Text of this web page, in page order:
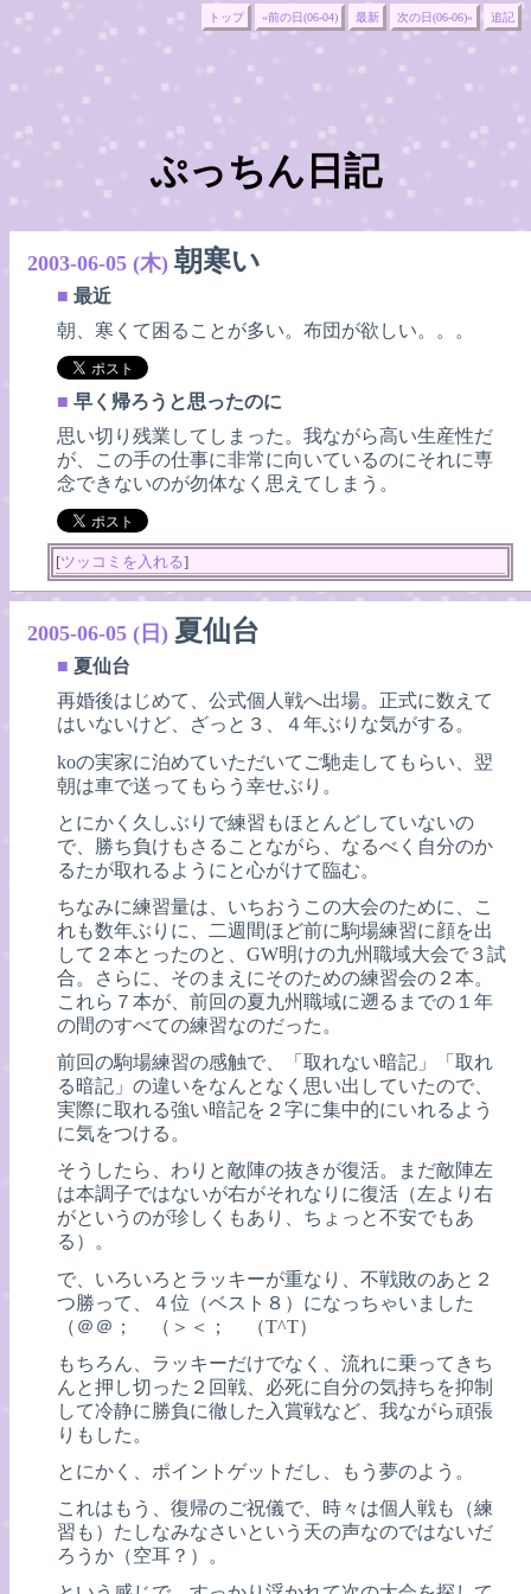
トップ «前の日(06-04) 最新 次の日(06-06)» 追記
ぷっちん日記
2003-06-05 (木) 朝寒い
■ 最近
朝、寒くて困ることが多い。布団が欲しい。。。
■ 早く帰ろうと思ったのに
思い切り残業してしまった。我ながら高い生産性だ
が、この手の仕事に非常に向いているのにそれに専
念できないのが勿体なく思えてしまう。
[ツッコミを入れる]
2005-06-05 (日) 夏仙台
■ 夏仙台
再婚後はじめて、公式個人戦へ出場。正式に数えて
はいないけど、ざっと３、４年ぶりな気がする。
koの実家に泊めていただいてご馳走してもらい、翌
朝は車で送ってもらう幸せぶり。
とにかく久しぶりで練習もほとんどしていないの
で、勝ち負けもさることながら、なるべく自分のか
るたが取れるようにと心がけて臨む。
ちなみに練習量は、いちおうこの大会のために、こ
れも数年ぶりに、二週間ほど前に駒場練習に顔を出
して２本とったのと、GW明けの九州職域大会で３試
合。さらに、そのまえにそのための練習会の２本。
これら７本が、前回の夏九州職域に遡るまでの１年
の間のすべての練習なのだった。
前回の駒場練習の感触で、「取れない暗記」「取れ
る暗記」の違いをなんとなく思い出していたので、
実際に取れる強い暗記を２字に集中的にいれるよう
に気をつける。
そうしたら、わりと敵陣の抜きが復活。まだ敵陣左
は本調子ではないが右がそれなりに復活（左より右
がというのが珍しくもあり、ちょっと不安でもあ
る）。
で、いろいろとラッキーが重なり、不戦敗のあと２
つ勝って、４位（ベスト８）になっちゃいました
（＠＠； （＞＜； （T^T）
もちろん、ラッキーだけでなく、流れに乗ってきち
んと押し切った２回戦、必死に自分の気持ちを抑制
して冷静に勝負に徹した入賞戦など、我ながら頑張
りもした。
とにかく、ポイントゲットだし、もう夢のよう。
これはもう、復帰のご祝儀で、時々は個人戦も（練
習も）たしなみなさいという天の声なのではないだ
ろうか（空耳？）。